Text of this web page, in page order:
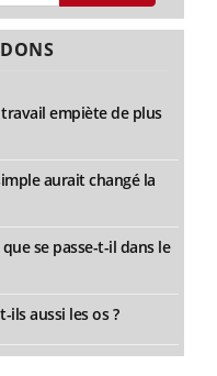
empiète de plus
aurait changé la
se passe-t-il dans le
ils aussi les os ?